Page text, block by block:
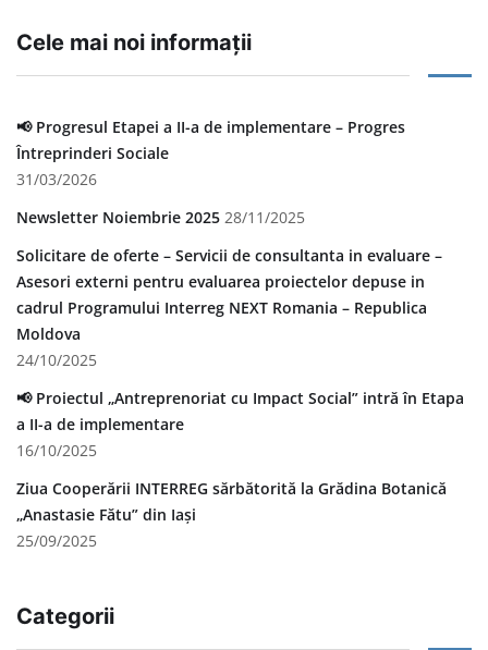
Cele mai noi informații
📢 Progresul Etapei a II-a de implementare – Progres
Întreprinderi Sociale
31/03/2026
Newsletter Noiembrie 2025 28/11/2025
Solicitare de oferte – Servicii de consultanta in evaluare –
Asesori externi pentru evaluarea proiectelor depuse in
cadrul Programului Interreg NEXT Romania – Republica
Moldova
24/10/2025
📢 Proiectul „Antreprenoriat cu Impact Social” intră în Etapa
a II-a de implementare
16/10/2025
Ziua Cooperării INTERREG sărbătorită la Grădina Botanică
„Anastasie Fătu” din Iași
25/09/2025
Categorii